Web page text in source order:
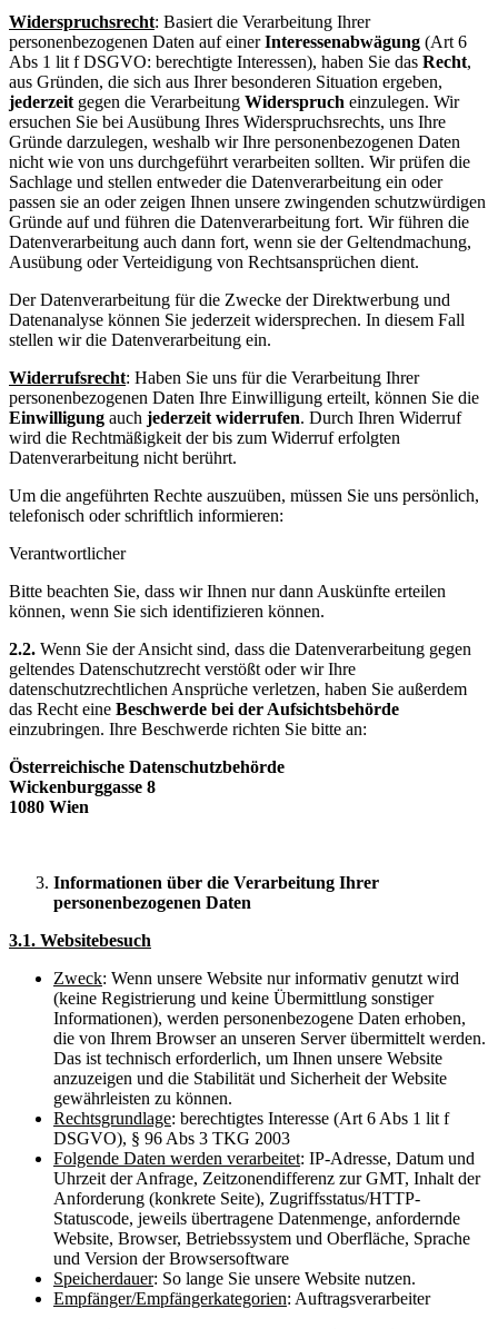
Widerspruchsrecht: Basiert die Verarbeitung Ihrer
personenbezogenen Daten auf einerInteressenabwägung (Art 6
Abs 1 lit f DSGVO: berechtigte Interessen), haben Sie das Recht,
aus Gründen, die sich aus Ihrer besonderen Situation ergeben,
jederzeitgegen die Verarbeitung Widerspruch einzulegen. Wir
ersuchen Sie bei Ausübung Ihres Widerspruchsrechts, uns Ihre
Gründe darzulegen, weshalb wir Ihre personenbezogenen Daten
nicht wie von uns durchgeführt verarbeiten sollten. Wir prüfen die
Sachlage und stellen entweder die Datenverarbeitung ein oder
passen sie an oder zeigen Ihnen unsere zwingenden schutzwürdigen
Gründe auf und führen die Datenverarbeitung fort. Wir führen die
Datenverarbeitung auch dann fort, wenn sie der Geltendmachung,
Ausübung oder Verteidigung von Rechtsansprüchen dient.
Der Datenverarbeitung für die Zwecke der Direktwerbung und
Datenanalyse können Sie jederzeit widersprechen. In diesem Fall
stellen wir die Datenverarbeitung ein.
Widerrufsrecht: Haben Sie uns für die Verarbeitung Ihrer
personenbezogenen Daten Ihre Einwilligung erteilt, können Sie die
Einwilligung auch jederzeit widerrufen. Durch Ihren Widerruf
wird die Rechtmäßigkeit der bis zum Widerruf erfolgten
Datenverarbeitung nicht berührt.
Um die angeführten Rechte auszuüben, müssen Sie uns persönlich,
telefonisch oder schriftlich informieren:
Verantwortlicher
Bitte beachten Sie, dass wir Ihnen nur dann Auskünfte erteilen
können, wenn Sie sich identifizieren können.
2.2. Wenn Sie der Ansicht sind, dass die Datenverarbeitung gegen
geltendes Datenschutzrecht verstößt oder wir Ihre
datenschutzrechtlichen Ansprüche verletzen, haben Sie außerdem
das Recht eine Beschwerde bei der Aufsichtsbehörde
einzubringen. Ihre Beschwerde richten Sie bitte an:
Österreichische Datenschutzbehörde
Wickenburggasse 8
1080 Wien
Informationen über die Verarbeitung Ihrer
personenbezogenen Daten
3.1. Websitebesuch
Zweck: Wenn unsere Website nur informativ genutzt wird
(keine Registrierung und keine Übermittlung sonstiger
Informationen), werden personenbezogene Daten erhoben,
die von Ihrem Browser an unseren Server übermittelt werden.
Das ist technisch erforderlich, um Ihnen unsere Website
anzuzeigen und die Stabilität und Sicherheit der Website
gewährleisten zu können.
Rechtsgrundlage: berechtigtes Interesse (Art 6 Abs 1 lit f
DSGVO), § 96 Abs 3 TKG 2003
Folgende Daten werden verarbeitet: IP-Adresse, Datum und
Uhrzeit der Anfrage, Zeitzonendifferenz zur GMT, Inhalt der
Anforderung (konkrete Seite), Zugriffsstatus/HTTP-
Statuscode, jeweils übertragene Datenmenge, anfordernde
Website, Browser, Betriebssystem und Oberfläche, Sprache
und Version der Browsersoftware
Speicherdauer: So lange Sie unsere Website nutzen.
Empfänger/Empfängerkategorien: Auftragsverarbeiter